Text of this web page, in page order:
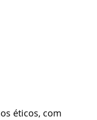
éticos, com